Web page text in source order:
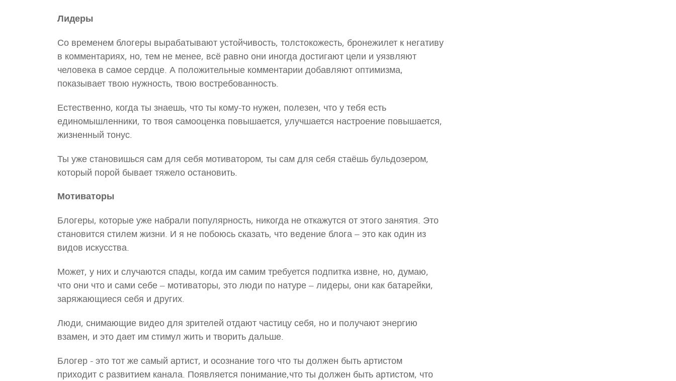
Лидеры
Со временем блогеры вырабатывают устойчивость, толстокожесть, бронежилет к негативу
в комментариях, но, тем не менее, всё равно они иногда достигают цели и уязвляют
человека в самое сердце. А положительные комментарии добавляют оптимизма,
показывает твою нужность, твою востребованность.
Естественно, когда ты знаешь, что ты кому-то нужен, полезен, что у тебя есть
единомышленники, то твоя самооценка повышается, улучшается настроение повышается,
жизненный тонус.
Ты уже становишься сам для себя мотиватором, ты сам для себя стаёшь бульдозером,
который порой бывает тяжело остановить.
Мотиваторы
Блогеры, которые уже набрали популярность, никогда не откажутся от этого занятия. Это
становится стилем жизни. И я не побоюсь сказать, что ведение блога – это как один из
видов искусства.
Может, у них и случаются спады, когда им самим требуется подпитка извне, но, думаю,
что они что и сами себе – мотиваторы, это люди по натуре – лидеры, они как батарейки,
заряжающиеся себя и других.
Люди, снимающие видео для зрителей отдают частицу себя, но и получают энергию
взамен, и это дает им стимул жить и творить дальше.
Блогер - это тот же самый артист, и осознание того что ты должен быть артистом
приходит с развитием канала. Появляется понимание,что ты должен быть артистом, что